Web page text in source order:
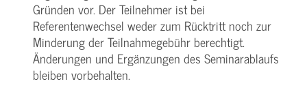
Gründen vor. Der Teilnehmer ist bei
Referentenwechsel weder zum Rücktritt noch zur
Minderung der Teilnahmegebühr berechtigt.
Änderungen und Ergänzungen des Seminarablaufs
bleiben vorbehalten.